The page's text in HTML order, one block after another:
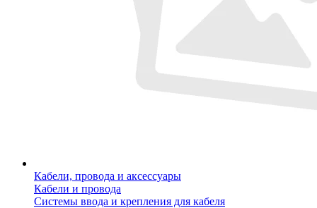
Кабели, провода и аксессуары
Кабели и провода
Системы ввода и крепления для кабеля